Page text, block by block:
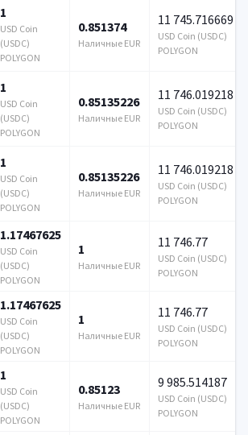
1
USD Coin
(USDC)
POLYGON
0.851374
Наличные EUR
11 745.716669
USD Coin (USDC)
POLYGON
1
USD Coin
(USDC)
POLYGON
0.85135226
Наличные EUR
11 746.019218
USD Coin (USDC)
POLYGON
1
USD Coin
(USDC)
POLYGON
0.85135226
Наличные EUR
11 746.019218
USD Coin (USDC)
POLYGON
1.17467625
USD Coin
(USDC)
POLYGON
1
Наличные EUR
11 746.77
USD Coin (USDC)
POLYGON
1.17467625
USD Coin
(USDC)
POLYGON
1
Наличные EUR
11 746.77
USD Coin (USDC)
POLYGON
1
USD Coin
(USDC)
POLYGON
0.85123
Наличные EUR
9 985.514187
USD Coin (USDC)
POLYGON